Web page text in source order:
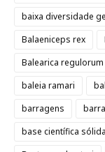
baixa diversidade
Balaeniceps rex
Balearica
baleia ramari
barragens
base científica sólida